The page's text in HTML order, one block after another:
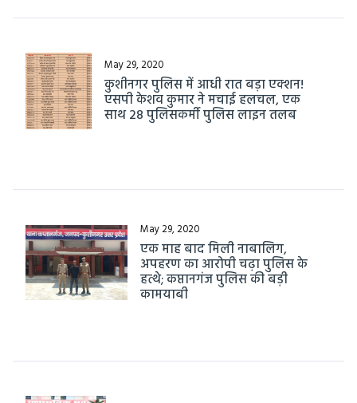
May 29, 2020
कुशीनगर पुलिस में आधी रात बड़ा एक्शन!
एसपी केशव कुमार ने मचाई हलचल, एक
साथ 28 पुलिसकर्मी पुलिस लाइन तलब
May 29, 2020
एक माह बाद मिली नाबालिग,
अपहरण का आरोपी चढ़ा पुलिस के
हत्थे; कप्तानगंज पुलिस की बड़ी
कामयाबी